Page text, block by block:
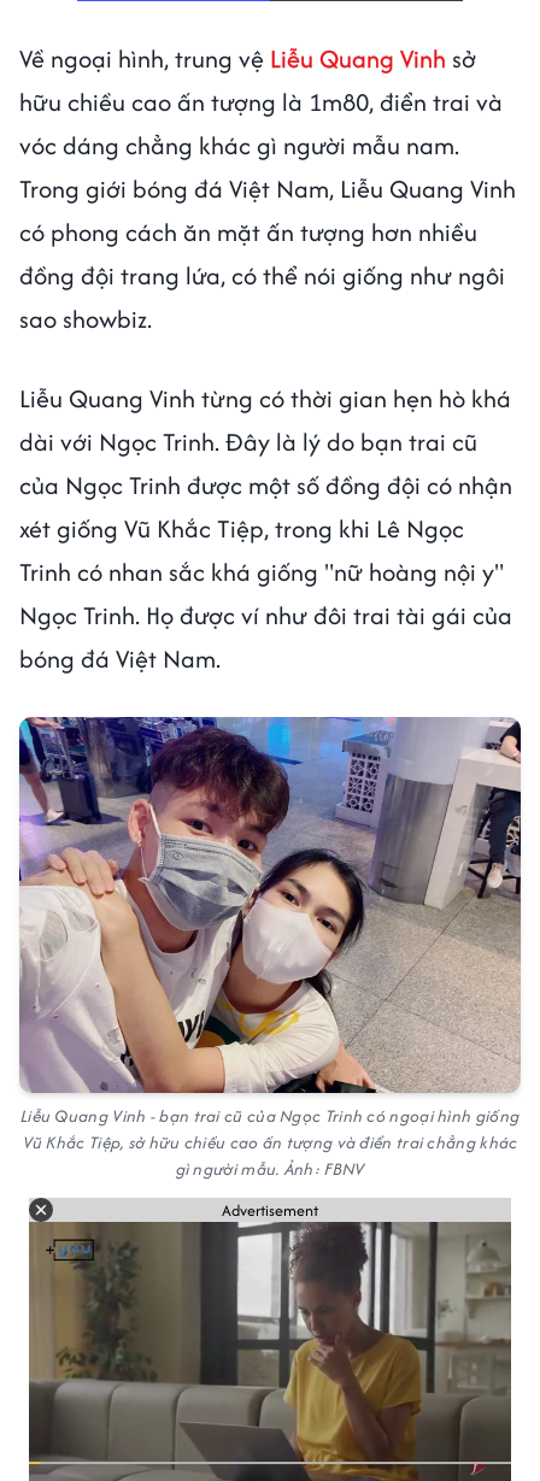
Về ngoại hình, trung vệ Liễu Quang Vinh sở
hữu chiều cao ấn tượng là 1m80, điển trai và
vóc dáng chẳng khác gì người mẫu nam.
Trong giới bóng đá Việt Nam, Liễu Quang Vinh
có phong cách ăn mặt ấn tượng hơn nhiều
đồng đội trang lứa, có thể nói giống như ngôi
sao showbiz.
Liễu Quang Vinh từng có thời gian hẹn hò khá
dài với Ngọc Trinh. Đây là lý do bạn trai cũ
của Ngọc Trinh được một số đồng đội có nhận
xét giống Vũ Khắc Tiệp, trong khi Lê Ngọc
Trinh có nhan sắc khá giống "nữ hoàng nội y"
Ngọc Trinh. Họ được ví như đôi trai tài gái của
bóng đá Việt Nam.
Liễu Quang Vinh - bạn trai cũ của Ngọc Trinh có ngoại hình giống
Vũ Khắc Tiệp, sở hữu chiều cao ấn tượng và điển trai chẳng khác
gì người mẫu. Ảnh: FBNV
Advertisement